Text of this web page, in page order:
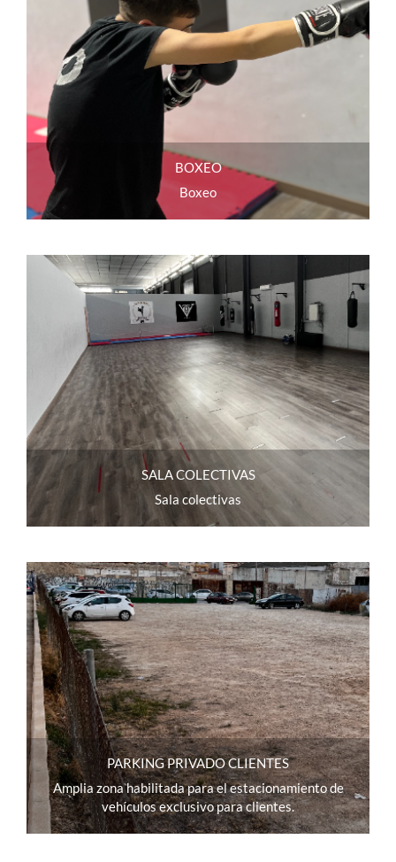
BOXEO
Boxeo
SALA COLECTIVAS
Sala colectivas
PARKING PRIVADO CLIENTES
Amplia zona habilitada para el estacionamiento de
vehículos exclusivo para clientes.